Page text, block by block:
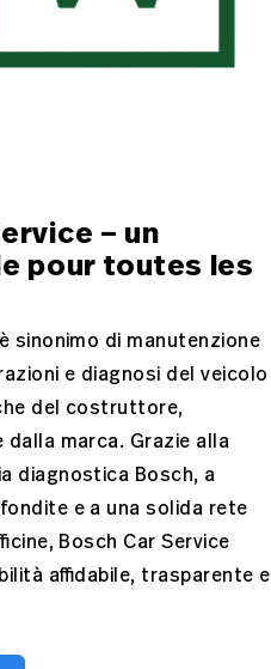
– un
pour toutes les
sinonimo di manutenzione
e diagnosi del veicolo
del costruttore,
marca. Grazie alla
diagnostica Bosch, a
e a una solida rete
Bosch Car Service
affidabile, trasparente e